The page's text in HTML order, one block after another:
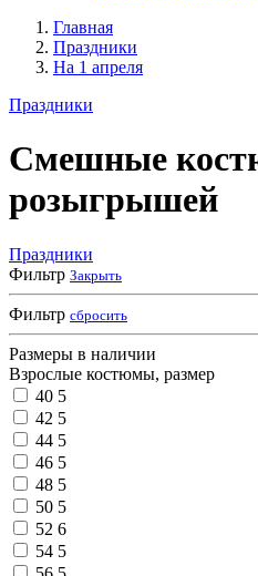
Главная
Праздники
На 1 апреля
Праздники
Смешные
розыгрышей
Праздники
Фильтр Закрыть
Фильтр сбросить
Размеры в наличии
Взрослые костюмы, размер
40 5
42 5
44 5
46 5
48 5
50 5
52 6
54 5